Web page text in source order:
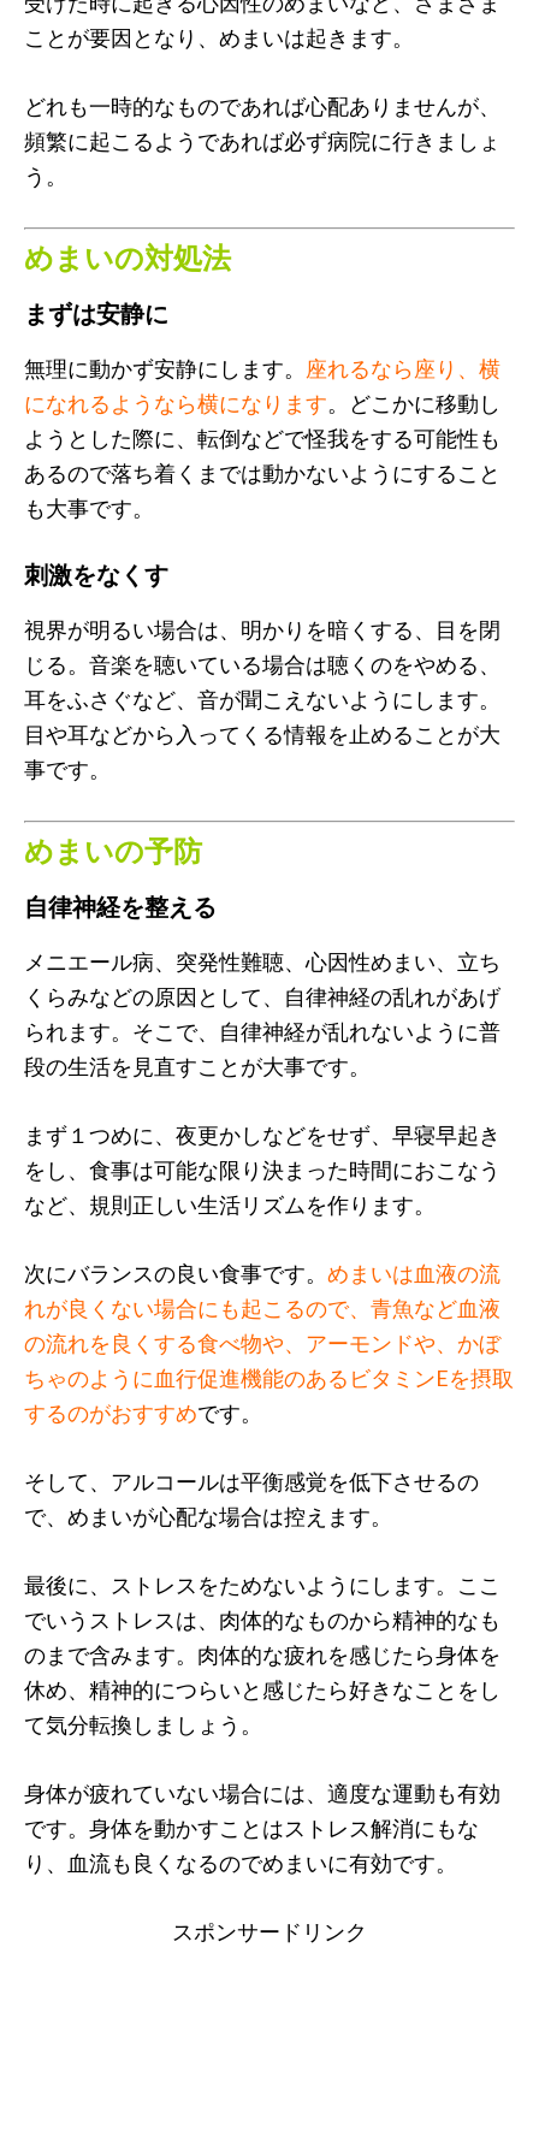
ことが要因となり、めまいは起きます。
どれも一時的なものであれば心配ありませんが、
頻繁に起こるようであれば必ず病院に行きましょ
う。
めまいの対処法
まずは安静に
無理に動かず安静にします。 座れるなら座り、横
になれるようなら横になります。どこかに移動し
ようとした際に、転倒などで怪我をする可能性も
あるので落ち着くまでは動かないようにすること
も大事です。
刺激をなくす
視界が明るい場合は、明かりを暗くする、目を閉
じる。音楽を聴いている場合は聴くのをやめる、
耳をふさぐなど、音が聞こえないようにします。
目や耳などから入ってくる情報を止めることが大
事です。
めまいの予防
自律神経を整える
メニエール病、突発性難聴、心因性めまい、立ち
くらみなどの原因として、自律神経の乱れがあげ
られます。そこで、自律神経が乱れないように普
段の生活を見直すことが大事です。
まず１つめに、夜更かしなどをせず、早寝早起き
をし、食事は可能な限り決まった時間におこなう
など、規則正しい生活リズムを作ります。
次にバランスの良い食事です。 めまいは血液の流
れが良くない場合にも起こるので、青魚など血液
の流れを良くする食べ物や、アーモンドや、かぼ
ちゃのように血行促進機能のあるビタミンEを摂取
するのがおすすめです。
そして、アルコールは平衡感覚を低下させるの
で、めまいが心配な場合は控えます。
最後に、ストレスをためないようにします。ここ
でいうストレスは、肉体的なものから精神的なも
のまで含みます。肉体的な疲れを感じたら身体を
休め、精神的につらいと感じたら好きなことをし
て気分転換しましょう。
身体が疲れていない場合には、適度な運動も有効
です。身体を動かすことはストレス解消にもな
り、血流も良くなるのでめまいに有効です。
スポンサードリンク